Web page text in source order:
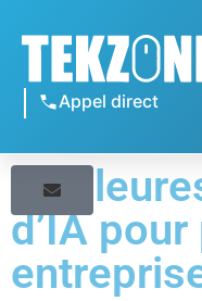
Appel direct
d’IA